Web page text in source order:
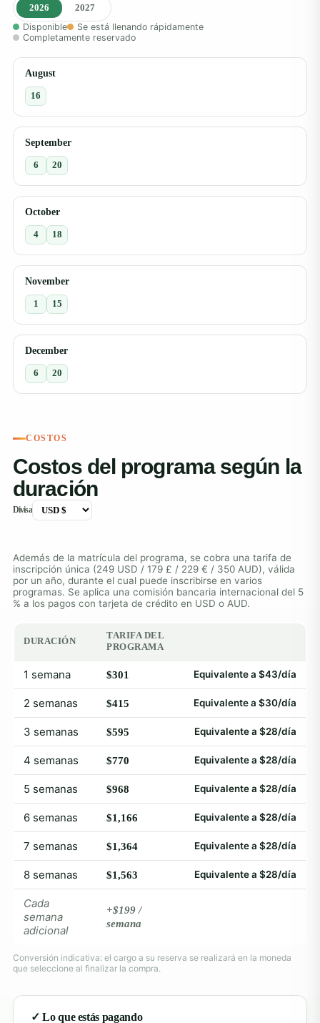
2026
2027
Disponible
Se está llenando rápidamente
Completamente reservado
August
16
September
6 20
October
4 18
November
1 15
December
6 20
COSTOS
Costos del programa según la
duración
Divisa
Además de la matrícula del programa, se cobra una tarifa de
inscripción única (249 USD / 179 £ / 229 € / 350 AUD), válida
por un año, durante el cual puede inscribirse en varios
programas. Se aplica una comisión bancaria internacional del 5
% a los pagos con tarjeta de crédito en USD o AUD.
DURACIÓN
TARIFA DEL
PROGRAMA
1 semana $301 Equivalente a $43/día
2 semanas $415 Equivalente a $30/día
3 semanas $595 Equivalente a $28/día
4 semanas $770 Equivalente a $28/día
5 semanas $968 Equivalente a $28/día
6 semanas $1,166 Equivalente a $28/día
7 semanas $1,364 Equivalente a $28/día
8 semanas $1,563 Equivalente a $28/día
Cada
semana
adicional
+$199 /
semana
Conversión indicativa: el cargo a su reserva se realizará en la moneda
que seleccione al finalizar la compra.
✓ Lo que estás pagando